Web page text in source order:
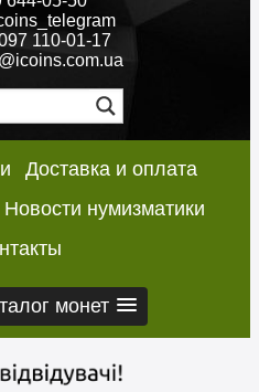
110-01-17
Доставка и оплата
Новости нумизматики
монет